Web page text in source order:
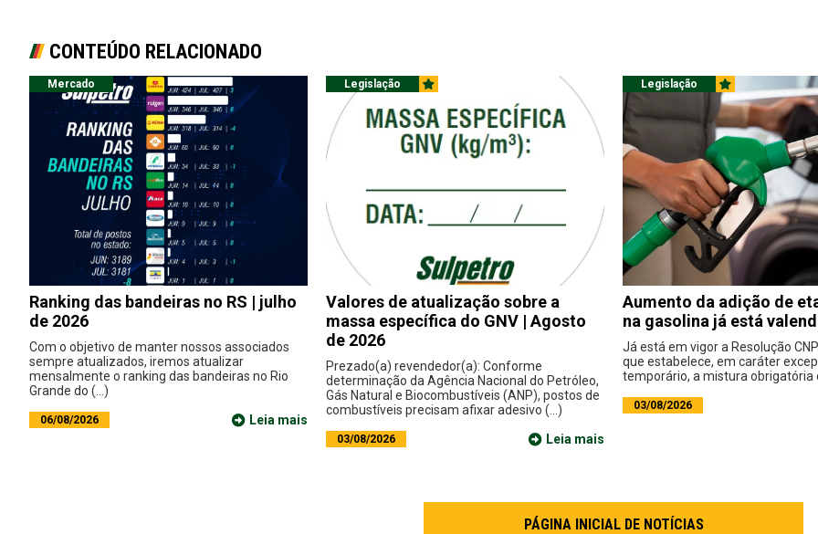
CONTEÚDO RELACIONADO
Mercado
Ranking das bandeiras no RS | julho
de 2026
Com o objetivo de manter nossos associados
sempre atualizados, iremos atualizar
mensalmente o ranking das bandeiras no Rio
Grande do (...)
06/08/2026 Leia mais
Legislação
Valores de atualização sobre a
massa específica do GNV | Agosto
de 2026
Prezado(a) revendedor(a): Conforme
determinação da Agência Nacional do Petróleo,
Gás Natural e Biocombustíveis (ANP), postos de
combustíveis precisam afixar adesivo (...)
03/08/2026 Leia mais
Legislação
Aumento da adição de
na gasolina já está
Já está em vigor a Resolução
que estabelece, em caráter
temporário, a mistura obrigatória
03/08/2026
PÁGINA INICIAL DE NOTÍCIAS